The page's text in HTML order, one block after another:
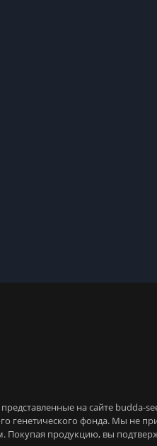
на сайте budda-
генетического фонда. Мы не
продукцию, вы